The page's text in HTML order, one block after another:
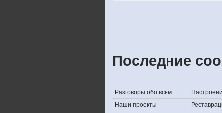
Последние
Разговоры обо всем
Наши проекты